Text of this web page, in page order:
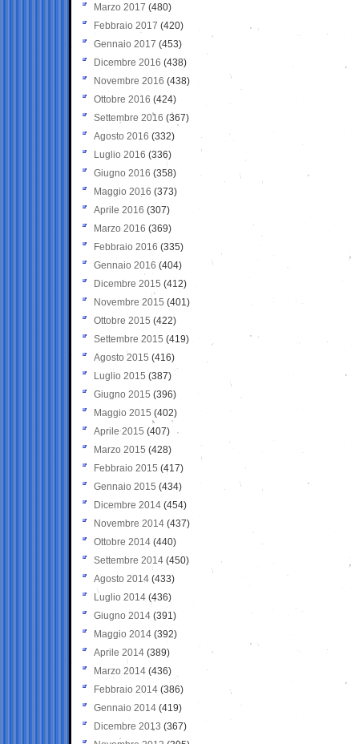
Marzo 2017 (480)
Febbraio 2017 (420)
Gennaio 2017 (453)
Dicembre 2016 (438)
Novembre 2016 (438)
Ottobre 2016 (424)
Settembre 2016 (367)
Agosto 2016 (332)
Luglio 2016 (336)
Giugno 2016 (358)
Maggio 2016 (373)
Aprile 2016 (307)
Marzo 2016 (369)
Febbraio 2016 (335)
Gennaio 2016 (404)
Dicembre 2015 (412)
Novembre 2015 (401)
Ottobre 2015 (422)
Settembre 2015 (419)
Agosto 2015 (416)
Luglio 2015 (387)
Giugno 2015 (396)
Maggio 2015 (402)
Aprile 2015 (407)
Marzo 2015 (428)
Febbraio 2015 (417)
Gennaio 2015 (434)
Dicembre 2014 (454)
Novembre 2014 (437)
Ottobre 2014 (440)
Settembre 2014 (450)
Agosto 2014 (433)
Luglio 2014 (436)
Giugno 2014 (391)
Maggio 2014 (392)
Aprile 2014 (389)
Marzo 2014 (436)
Febbraio 2014 (386)
Gennaio 2014 (419)
Dicembre 2013 (367)